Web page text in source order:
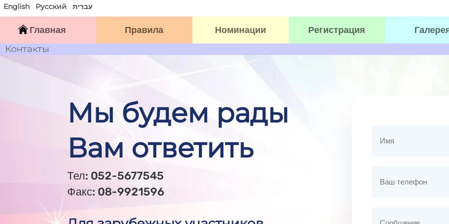
EnglishРусский עברית
Главная Правила Номинации Регистрация
Контакты
Мы будем рады
Вам ответить
Тел: 052-5677545
Факс: 08-9921596